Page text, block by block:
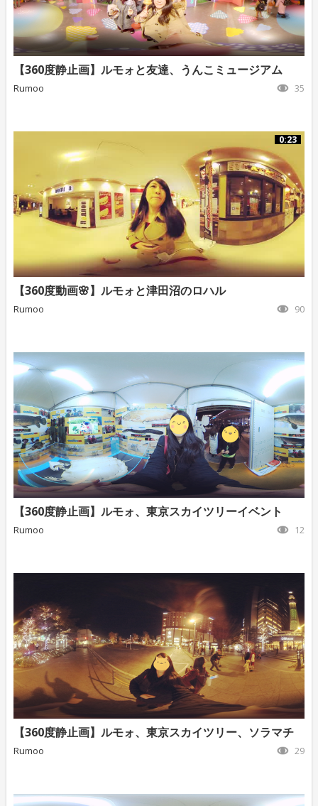
【360度静止画】ルモォと友達、うんこミュージアム
Rumoo 35
0:23
【360度動画🌸】ルモォと津田沼のロハル
Rumoo 90
【360度静止画】ルモォ、東京スカイツリーイベント
Rumoo 12
【360度静止画】ルモォ、東京スカイツリー、ソラマチ
Rumoo 29